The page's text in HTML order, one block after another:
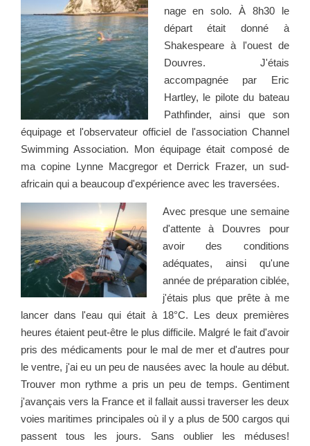
nage en solo. À 8h30 le
départ était donné à
Shakespeare à l'ouest de
Douvres. J'étais
accompagnée par Eric
Hartley, le pilote du bateau
Pathfinder, ainsi que son
équipage et l'observateur officiel de l'association Channel
Swimming Association. Mon équipage était composé de
ma copine Lynne Macgregor et Derrick Frazer, un sud-
africain qui a beaucoup d'expérience avec les traversées.
Avec presque une semaine
d'attente à Douvres pour
avoir des conditions
adéquates, ainsi qu'une
année de préparation ciblée,
j'étais plus que prête à me
lancer dans l'eau qui était à 18°C. Les deux premières
heures étaient peut-être le plus difficile. Malgré le fait d'avoir
pris des médicaments pour le mal de mer et d'autres pour
le ventre, j'ai eu un peu de nausées avec la houle au début.
Trouver mon rythme a pris un peu de temps. Gentiment
j'avançais vers la France et il fallait aussi traverser les deux
voies maritimes principales où il y a plus de 500 cargos qui
passent tous les jours. Sans oublier les méduses!